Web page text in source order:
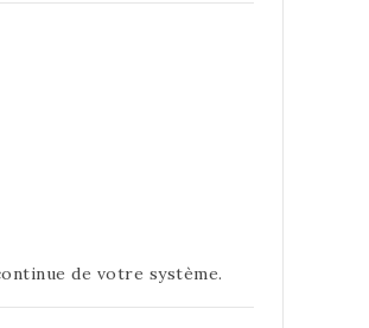
de votre système.